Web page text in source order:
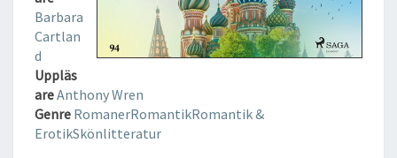
A
C
A
L
Barbara
Cartlan
d
Uppläs
areAnthony Wren
Genre RomanerRomantikRomantik &
ErotikSkönlitteratur